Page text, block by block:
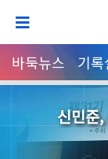
바둑뉴스 기록
신민준